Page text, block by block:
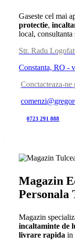
Gaseste cel mai
protectie,
local, consultanta
Str. Radu
Constanta, RO -
Conctacteaza-ne
0723 291 888
Magazin
Personala
Magazin
incaltaminte de
livrare rapida in